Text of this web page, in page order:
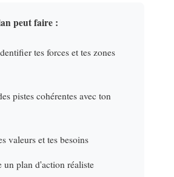
peut faire :
tes forces et tes zones
pistes cohérentes avec ton
valeurs et tes besoins
un plan d'action réaliste